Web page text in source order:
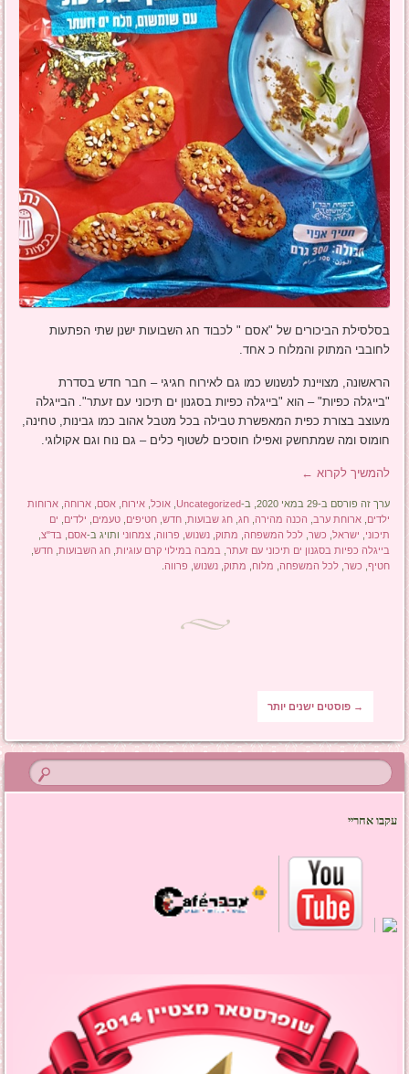
בסלסילת הביכורים של "אסם " לכבוד חג השבועות ישנן שתי הפתעות
לחובבי המתוק והמלוח כ אחד.
הראשונה, מצויינת לנשנוש כמו גם לאירוח חגיגי – חבר חדש בסדרת
"בייגלה כפיות" – הוא "בייגלה כפיות בסגנון ים תיכוני עם זעתר". הבייגלה
מעוצב בצורת כפית המאפשרת טבילה בכל מטבל אהוב כמו גבינות, טחינה,
חומוס ומה שמתחשק ואפילו חוסכים לשטוף כלים – גם נוח וגם אקולוגי.
להמשיך לקרוא ←
ערך זה פורסם ב-29 במאי 2020, ב- Uncategorized
,אוכל ,אירוח ,אסם ,ארוחה ,ארוחות
ילדים ,ארוחת ערב הכנה מהירה ,חג ,חג שבועות ,חדש ,חטיפים ,טעמים ילדים
ים
תיכוני
ישראל כשר ,לכל המשפחה מתוק ,נשנוש פרווה ,צמחוני ותויג ב-אסם בד"צ
בייגלה כפיות בסגנון ים תיכוני עם זעתר במבה במילוי קרם עוגיות ,חג השבועות ,חדש
חטיף כשר ,לכל המשפחה מלוח מתוק ,נשנוש פרווה
ניווט בפוסטים
→ פוסטים ישנים יותר
עקבו אחריי